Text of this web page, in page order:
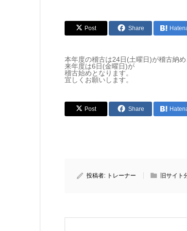
Post Share
本年度の稽古は24日(土曜日)が稽古納め
来年度は6日(金曜日)が
稽古始めとなります。
宜しくお願いします。
Post Share
投稿者: トレーナー 旧サイト